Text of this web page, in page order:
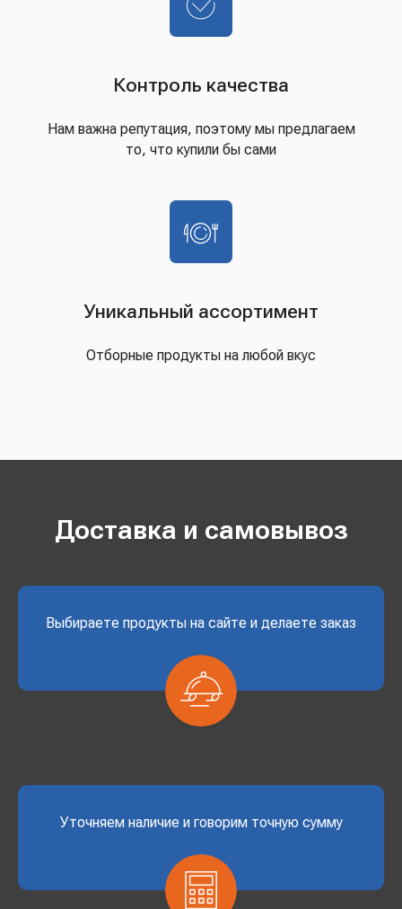
Контроль качества
Нам важна репутация, поэтому мы предлагаем
то, что купили бы сами
Уникальный ассортимент
Отборные продукты на любой вкус
Доставка и самовывоз
Выбираете продукты на сайте и делаете заказ
Уточняем наличие и говорим точную сумму